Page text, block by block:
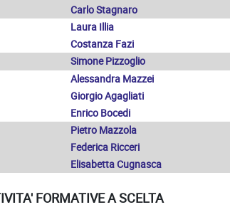
Carlo Stagnaro
Laura Illia
Costanza Fazi
Simone Pizzoglio
Alessandra Mazzei
Giorgio Agagliati
Enrico Bocedi
Pietro Mazzola
Federica Ricceri
Elisabetta Cugnasca
FORMATIVE A SCELTA